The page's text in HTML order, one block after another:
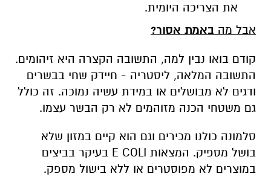
את הצריכה היומית.
אבל מה באמת אסור?
קודם בואו נבין למה, התשובה הקצרה היא זיהומים.
התשובה המלאה, ליסטריה - חיידק שחי בבשרים
ודגים לא מבושלים או במידת עשיה נמוכה. זה כולל
גם משטחי הכנה מזוהמים לא רק הבשר עצמו.
סלמונה כולנו מכירים וגם הוא קיים במזון שלא
בושל מספיק. המצאות E COLI בעיקר בביצים
במוצרים לא מפוסטרים או ללא בישול מספק.